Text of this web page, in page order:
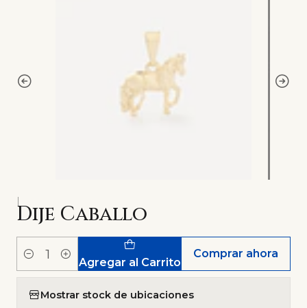
|
Dije Caballo
Cantidad Agregar al Carrito
Comprar ahora
Mostrar stock de ubicaciones